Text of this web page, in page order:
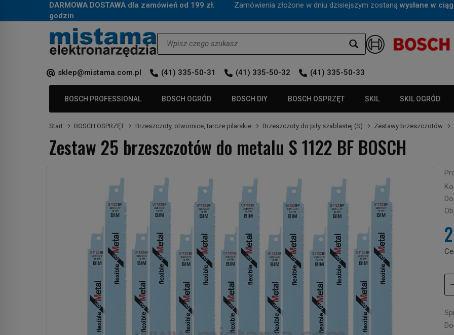
DARMOWA DOSTAWA dla zamówień od 199 zł. Zamówienia złożone w dniu dzisiejszym zostaną wysłane w
godzin.
sklep@mistama.com.pl (41) 335-50-31 (41) 335-50-32 (41) 335-50-33
BOSCH PROFESSIONAL BOSCH OGRÓD BOSCH DIY BOSCH OSPRZĘT SKIL SKIL OGRÓD
Start BOSCH OSPRZĘT Brzeszczoty, otwornice, tarcze pilarskie Brzeszczoty do piły szablastej (S) Zestawy brzeszczotów
Zestaw 25 brzeszczotów do metalu S 1122 BF BOSCH